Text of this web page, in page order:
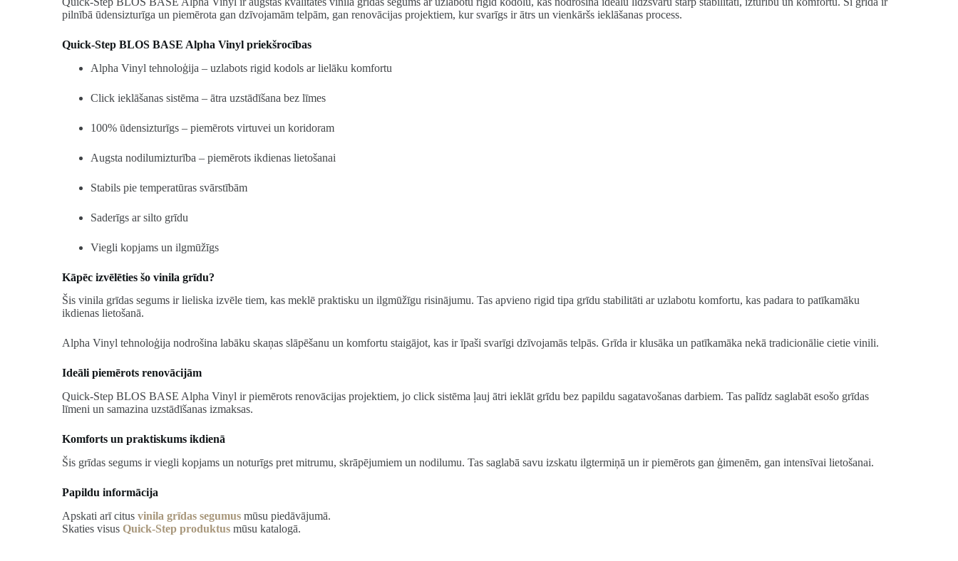
pilnībā ūdensizturīga un piemērota gan dzīvojamām telpām, gan renovācijas projektiem, kur svarīgs ir ātrs un vienkāršs ieklāšanas process.
Quick-Step BLOS BASE Alpha Vinyl priekšrocības
Alpha Vinyl tehnoloģija – uzlabots rigid kodols ar lielāku komfortu
Click ieklāšanas sistēma – ātra uzstādīšana bez līmes
100% ūdensizturīgs – piemērots virtuvei un koridoram
Augsta nodilumizturība – piemērots ikdienas lietošanai
Stabils pie temperatūras svārstībām
Saderīgs ar silto grīdu
Viegli kopjams un ilgmūžīgs
Kāpēc izvēlēties šo vinila grīdu?
Šis vinila grīdas segums ir lieliska izvēle tiem, kas meklē praktisku un ilgmūžīgu risinājumu. Tas apvieno rigid tipa grīdu stabilitāti ar uzlabotu komfortu, kas padara to patīkamāku
ikdienas lietošanā.
Alpha Vinyl tehnoloģija nodrošina labāku skaņas slāpēšanu un komfortu staigājot, kas ir īpaši svarīgi dzīvojamās telpās. Grīda ir klusāka un patīkamāka nekā tradicionālie cietie vinili.
Ideāli piemērots renovācijām
Quick-Step BLOS BASE Alpha Vinyl ir piemērots renovācijas projektiem, jo click sistēma ļauj ātri ieklāt grīdu bez papildu sagatavošanas darbiem. Tas palīdz saglabāt esošo grīdas
līmeni un samazina uzstādīšanas izmaksas.
Komforts un praktiskums ikdienā
Šis grīdas segums ir viegli kopjams un noturīgs pret mitrumu, skrāpējumiem un nodilumu. Tas saglabā savu izskatu ilgtermiņā un ir piemērots gan ģimenēm, gan intensīvai lietošanai.
Papildu informācija
Apskati arī citusvinila grīdas segumus mūsu piedāvājumā.
Skaties visusQuick-Step produktus mūsu katalogā.